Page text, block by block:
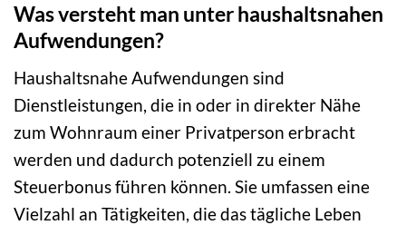
Was versteht man unter haushaltsnahen
Aufwendungen?
Haushaltsnahe Aufwendungen sind
Dienstleistungen, die in oder in direkter Nähe
zum Wohnraum einer Privatperson erbracht
werden und dadurch potenziell zu einem
Steuerbonus führen können. Sie umfassen eine
Vielzahl an Tätigkeiten, die das tägliche Leben